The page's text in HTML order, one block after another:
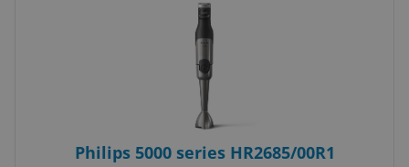
Philips 5000 series HR2685/00R1